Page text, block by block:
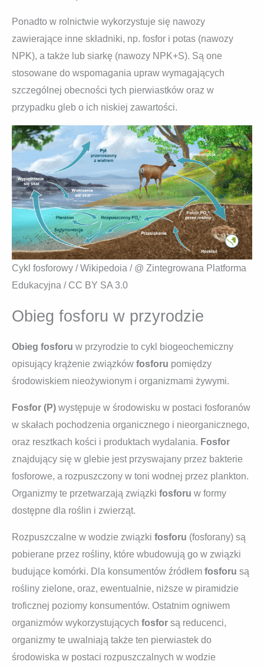
Ponadto w rolnictwie wykorzystuje się nawozy
zawierające inne składniki, np. fosfor i potas (nawozy
NPK), a także lub siarkę (nawozy NPK+S). Są one
stosowane do wspomagania upraw wymagających
szczególnej obecności tych pierwiastków oraz w
przypadku gleb o ich niskiej zawartości.
Cykl fosforowy / Wikipedoia / @ Zintegrowana Platforma
Edukacyjna / CC BY SA 3.0
Obieg fosforu w przyrodzie
Obieg fosforu w przyrodzie to cykl biogeochemiczny
opisujący krążenie związków fosforu pomiędzy
środowiskiem nieożywionym i organizmami żywymi.
Fosfor (P) występuje w środowisku w postaci fosforanów
w skałach pochodzenia organicznego i nieorganicznego,
oraz resztkach kości i produktach wydalania. Fosfor
znajdujący się w glebie jest przyswajany przez bakterie
fosforowe, a rozpuszczony w toni wodnej przez plankton.
Organizmy te przetwarzają związki fosforu w formy
dostępne dla roślin i zwierząt.
Rozpuszczalne w wodzie związki fosforu (fosforany) są
pobierane przez rośliny, które wbudowują go w związki
budujące komórki. Dla konsumentów źródłem fosforu są
rośliny zielone, oraz, ewentualnie, niższe w piramidzie
troficznej poziomy konsumentów. Ostatnim ogniwem
organizmów wykorzystujących fosfor są reducenci,
organizmy te uwalniają także ten pierwiastek do
środowiska w postaci rozpuszczalnych w wodzie